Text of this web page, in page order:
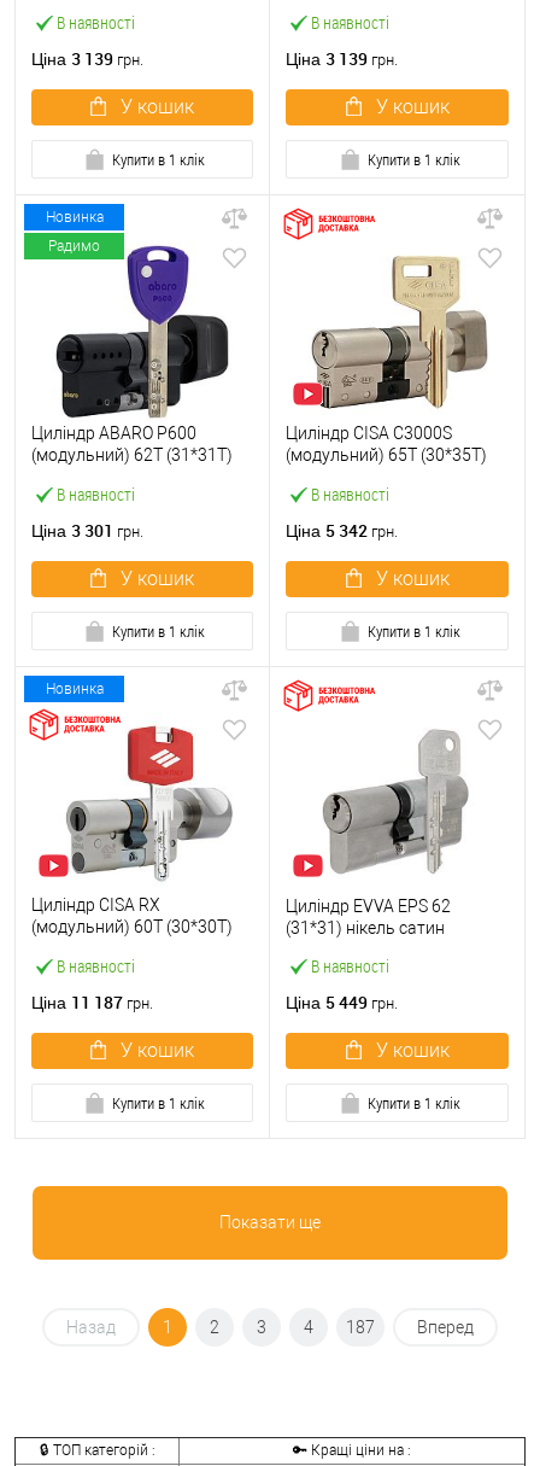
В наявності
Ціна 3 139 грн.
У кошик
Купити в 1 клік
В наявності
Ціна 3 139 грн.
У кошик
Купити в 1 клік
Новинка
Радимо
В наявності
Циліндр ABARO P600
(модульний) 62T (31*31T)
Ціна 3 301 грн.
У кошик
Купити в 1 клік
В наявності
Циліндр CISA C3000S
(модульний) 65T (30*35T)
Ціна 5 342 грн.
У кошик
Купити в 1 клік
Новинка
В наявності
Циліндр CISA RX
(модульний) 60T (30*30T)
Ціна 11 187 грн.
У кошик
Купити в 1 клік
В наявності
Циліндр EVVA EPS 62
(31*31) нікель сатин
Ціна 5 449 грн.
У кошик
Купити в 1 клік
Показати ще
Назад 1 2 3 4 187 Вперед
🔒 ТОП категорій :
🔑 Кращі ціни на :